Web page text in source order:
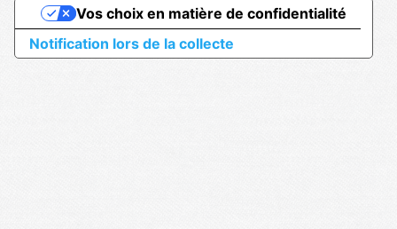
Notification lors de la collecte
Vos choix en matière de confidentialité